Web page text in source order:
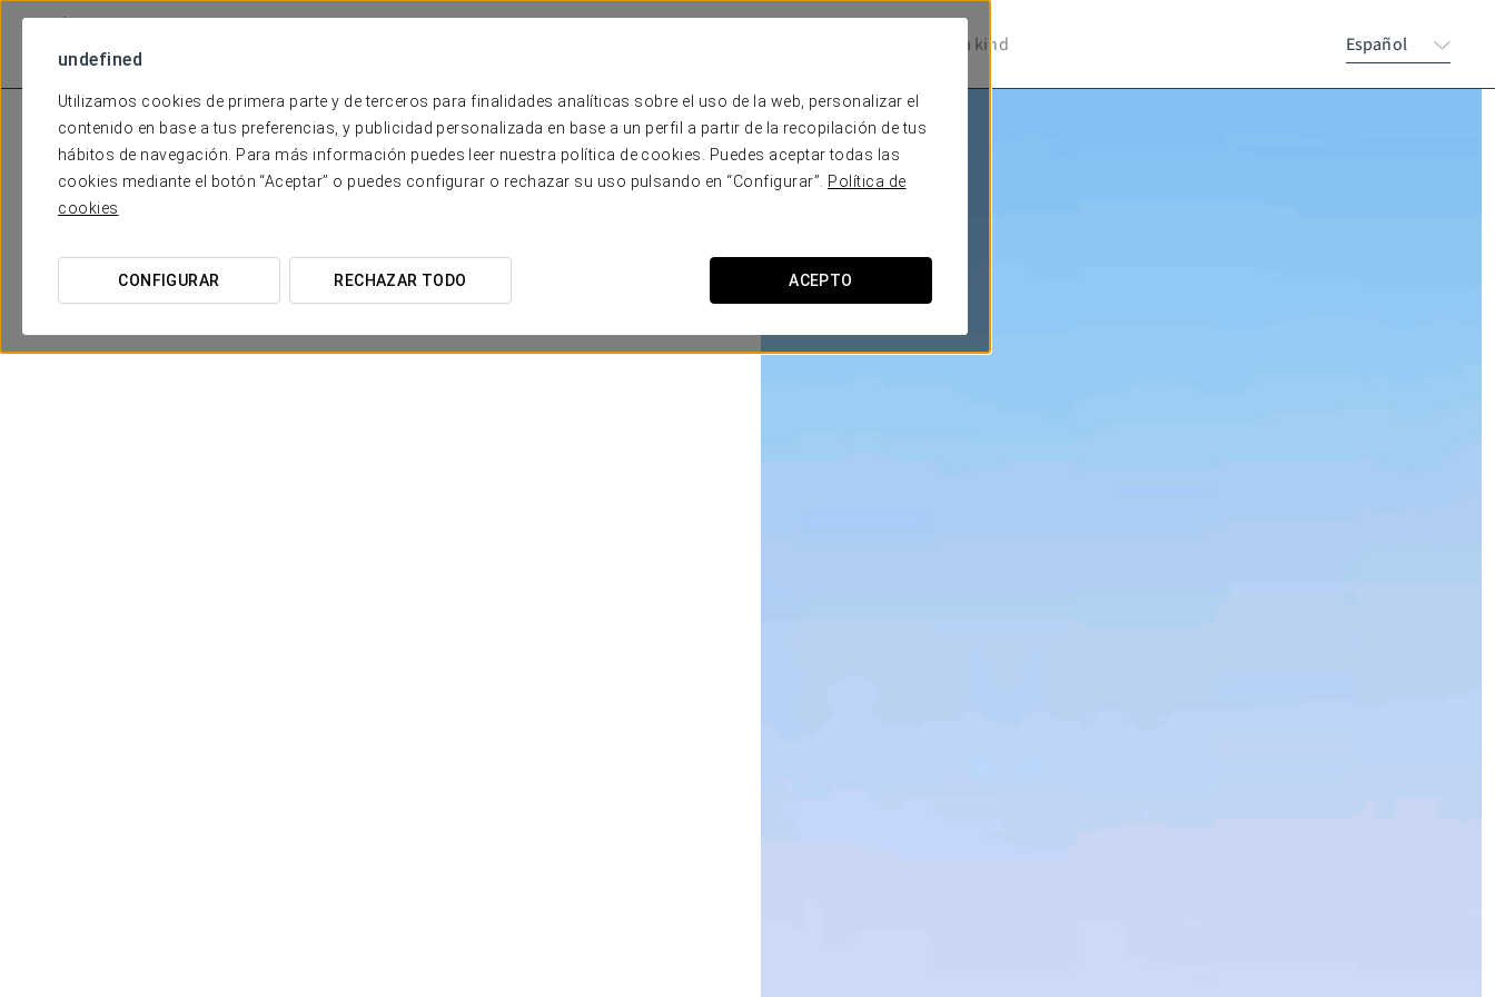
undefined
Utilizamos cookies de primera parte y de terceros para finalidades analíticas sobre el uso de la web, personalizar el
contenido en base a tus preferencias, y publicidad personalizada en base a un perfil a partir de la recopilación de tus
hábitos de navegación. Para más información puedes leer nuestra política de cookies. Puedes aceptar todas las
cookies mediante el botón “Aceptar” o puedes configurar o rechazar su uso pulsando en “Configurar”.
Política de
cookies
CONFIGURAR RECHAZAR TODO ACEPTO
Be one of a kind Español